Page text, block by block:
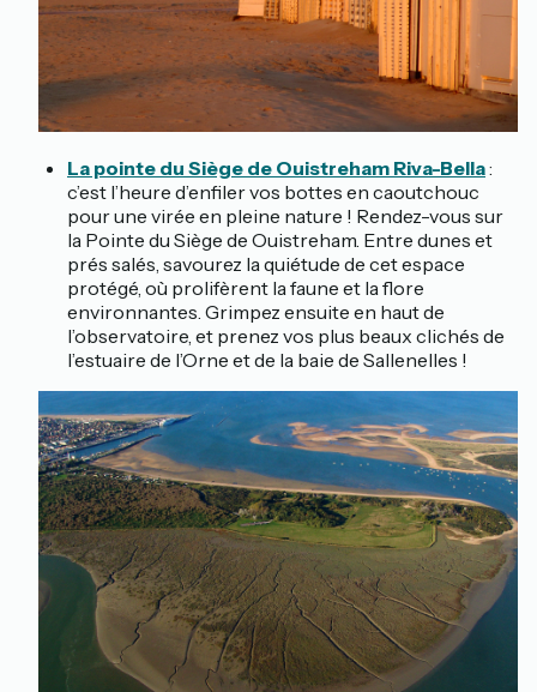
La pointe du Siège de Ouistreham Riva-Bella:
c’est l’heure d’enfiler vos bottes en caoutchouc
pour une virée en pleine nature ! Rendez-vous sur
la Pointe du Siège de Ouistreham. Entre dunes et
prés salés, savourez la quiétude de cet espace
protégé, où prolifèrent la faune et la flore
environnantes. Grimpez ensuite en haut de
l’observatoire, et prenez vos plus beaux clichés de
l’estuaire de l’Orne et de la baie de Sallenelles !